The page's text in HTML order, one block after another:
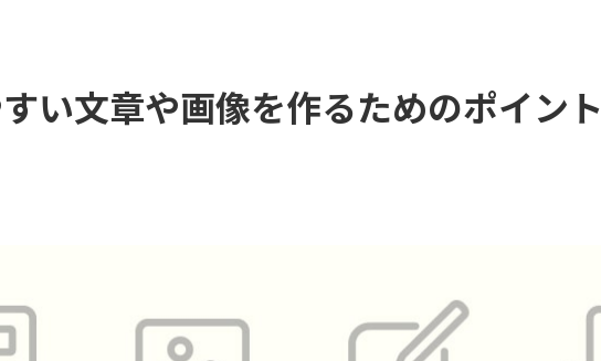
い文章や画像を作るためのポイント